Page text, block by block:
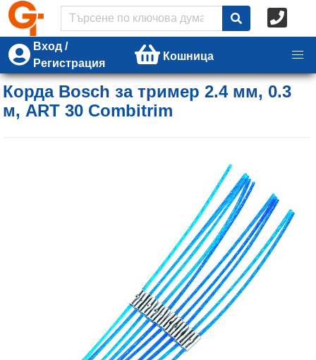
Вход /
Регистрация
Кошница
Корда Bosch за тример 2.4 мм, 0.3
м, ART 30 Combitrim